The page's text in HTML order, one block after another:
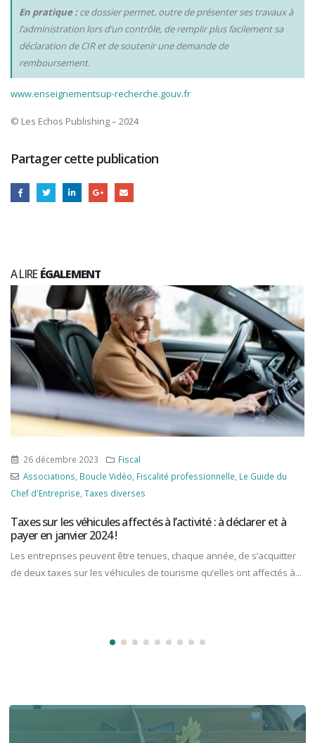
En pratique :ce dossier permet, outre de présenter ses travaux à
l’administration lors d’un contrôle, de remplir plus facilement sa
déclaration de CIR et de soutenir une demande de
remboursement.
www.enseignementsup-recherche.gouv.fr
© Les Echos Publishing – 2024
Partager cette publication
A LIREÉGALEMENT
26 décembre 2023
Fiscal
Associations Boucle Vidéo Fiscalité professionnelle Le Guide du
Chef d'Entreprise Taxes diverses
Taxes sur les véhicules affectés à l’activité : à déclarer et à
payer en janvier 2024 !
Les entreprises peuvent être tenues, chaque année, de s’acquitter
de deux taxes sur les véhicules de tourisme qu’elles ont affectés à...